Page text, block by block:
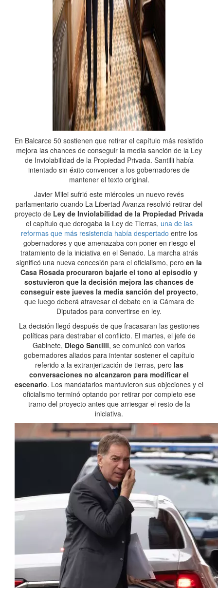
En Balcarce 50 sostienen que retirar el capítulo más resistido
mejora las chances de conseguir la media sanción de la Ley
de Inviolabilidad de la Propiedad Privada. Santilli había
intentado sin éxito convencer a los gobernadores de
mantener el texto original.
Javier Milei sufrió este miércoles un nuevo revés
parlamentario cuando La Libertad Avanza resolvió retirar del
proyecto de Ley de Inviolabilidad de la Propiedad Privada
el capítulo que derogaba la Ley de Tierras, una de las
reformas que más resistencia había despertado entre los
gobernadores y que amenazaba con poner en riesgo el
tratamiento de la iniciativa en el Senado. La marcha atrás
significó una nueva concesión para el oficialismo, pero en la
Casa Rosada procuraron bajarle el tono al episodio y
sostuvieron que la decisión mejora las chances de
conseguir este jueves la media sanción del proyecto,
que luego deberá atravesar el debate en la Cámara de
Diputados para convertirse en ley.
La decisión llegó después de que fracasaran las gestiones
políticas para destrabar el conflicto. El martes, el jefe de
Gabinete, Diego Santilli, se comunicó con varios
gobernadores aliados para intentar sostener el capítulo
referido a la extranjerización de tierras, pero las
conversaciones no alcanzaron para modificar el
escenario. Los mandatarios mantuvieron sus objeciones y el
oficialismo terminó optando por retirar por completo ese
tramo del proyecto antes que arriesgar el resto de la
iniciativa.